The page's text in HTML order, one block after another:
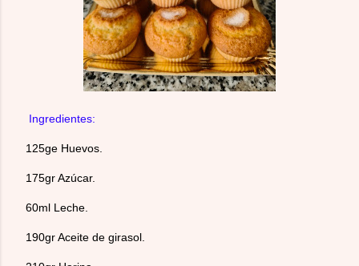
Ingredientes:
125ge Huevos.
175gr Azúcar.
60ml Leche.
190gr Aceite de girasol.